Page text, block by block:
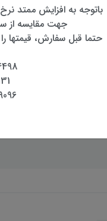
بررسی فعال یا غیر فعال
باتوجه به افزایش ممتد
جهت مقایسه از
حتما قبل سفارش، قیمتها